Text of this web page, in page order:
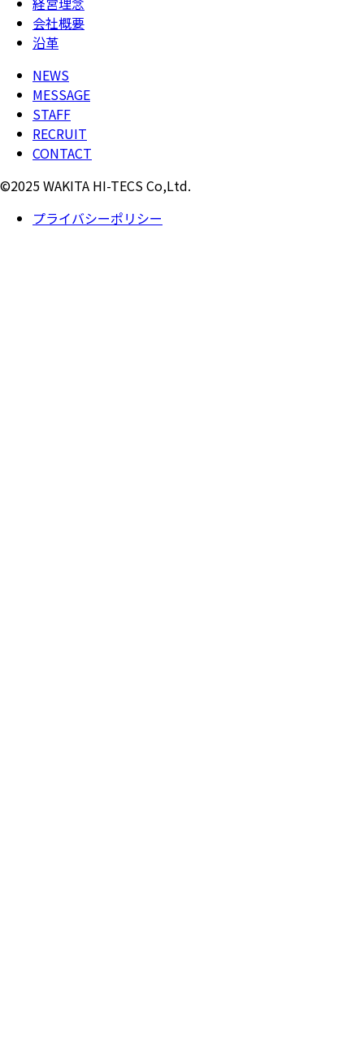
会社概要
沿革
NEWS
MESSAGE
STAFF
RECRUIT
CONTACT
©2025 WAKITA HI-TECS Co,Ltd.
プライバシーポリシー